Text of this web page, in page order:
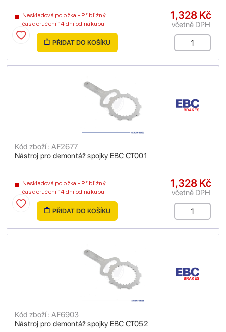
Neskladová položka - Přibližný
čas doručení 14 dní od nákupu
1,328 Kč
včetně DPH
PŘIDAT DO KOŠÍKU
Nástroj pro demontáž spojky EBC CT001
Kód zboží : AF2677
Neskladová položka - Přibližný
čas doručení 14 dní od nákupu
1,328 Kč
včetně DPH
PŘIDAT DO KOŠÍKU
Nástroj pro demontáž spojky EBC CT052
Kód zboží : AF6903